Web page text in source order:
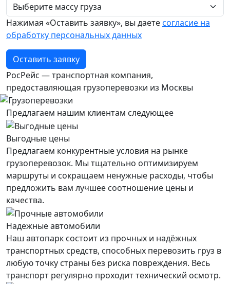
Нажимая «Оставить заявку», вы даетесогласие на
обработку персональных данных
Оставить заявку
РосРейс — транспортная компания,
предоставляющая грузоперевозки из Москвы
Предлагаем нашим клиентам следующее
Выгодные цены
Предлагаем конкурентные условия на рынке
грузоперевозок. Мы тщательно оптимизируем
маршруты и сокращаем ненужные расходы, чтобы
предложить вам лучшее соотношение цены и
качества.
Надежные автомобили
Наш автопарк состоит из прочных и надёжных
транспортных средств, способных перевозить груз в
любую точку страны без риска повреждения. Весь
транспорт регулярно проходит технический осмотр.